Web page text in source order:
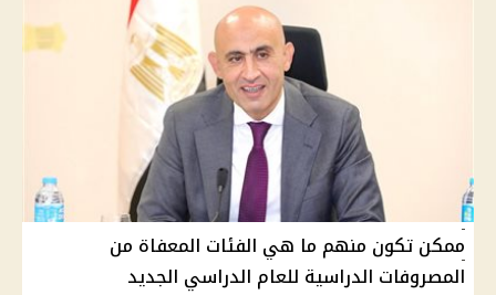
ممكن تكون منهم ما هي الفئات المعفاة من
المصروفات الدراسية للعام الدراسي الجديد